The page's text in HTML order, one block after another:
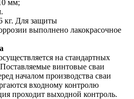
мм;
кг. Для защиты
выполнено лакокрасочное
на стандартных
винтовые сваи
началом производства сваи
входному контролю
проходит выходной контроль.